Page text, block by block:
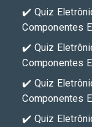
✔️ Quiz
Componentes
✔️ Quiz
Componentes
✔️ Quiz
Componentes
✔️ Quiz